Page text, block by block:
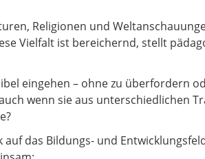
Religionen und
Vielfalt ist bereichernd, stellt
eingehen – ohne zu überfordern
wenn sie aus unterschiedlichen
das Bildungs- und